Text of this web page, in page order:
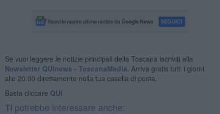
Se vuoi leggere le notizie principali della Toscana iscriviti alla
Newsletter QUInews - ToscanaMedia. Arriva gratis tutti i giorni
alle 20:00 direttamente nella tua casella di posta.
Basta cliccare QUI
Ti potrebbe interessare anche: